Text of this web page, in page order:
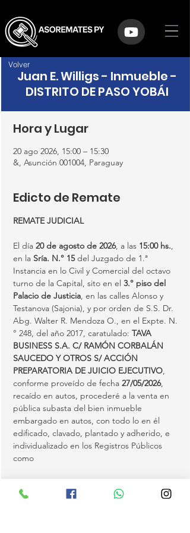
Juan E. Willigs - Inmueble -
DISTRITO DE PASO YOBÁI
Hora y Lugar
20 ago 2026, 15:00 – 15:30
&, Asunción 001004, Paraguay
Edicto de Remate
REMATE JUDICIAL
El día 20 de agosto de 2026, a las 15:00 hs.,
en la Sría. N.° 15 del Juzgado de 1.ª
Instancia en lo Civil y Comercial del octavo
turno de la Capital, sito en el 3.° piso del
Palacio de Justicia, en las calles Alonso y
Testanova (Sajonia), y por orden de S.S. Dr.
Abg. Walter R. Mendoza O., en el Expte. N.
° 248, del año 2017, caratulado: TAVA
BUSINESS S.A. C/ RAMÓN CORBALÁN
SAUCEDO Y OTROS S/ ACCIÓN
PREPARATORIA DE JUICIO EJECUTIVO,
conforme proveído de fecha 27/05/2026,
recaído en autos, procederé a la venta en
pública subasta del bien inmueble
embargado en autos, con todo lo en él
edificado, clavado, plantado y adherido, e
individualizado en los Registros Públicos
como
YOBÁI
, departamento de Guairá, anotado
Volver